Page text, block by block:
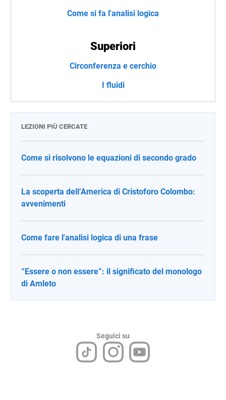
Come si fa l'analisi logica
Superiori
Circonferenza e cerchio
I fluidi
LEZIONI PIÙ CERCATE
Come si risolvono le equazioni di secondo grado
La scoperta dell’America di Cristoforo Colombo:
avvenimenti
Come fare l'analisi logica di una frase
“Essere o non essere”: il significato del monologo
di Amleto
Seguici su